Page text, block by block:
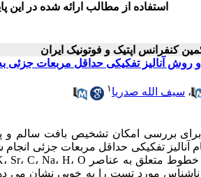
استفاده از مطالب ارائه شده در این
آنالیز تفکیکی حداقل مربعات
، سیف الله صدریا ۱
بررسی امکان تشخیص بافت سالم و
آنالیز تفکیکی حداقل مربعات جزئی